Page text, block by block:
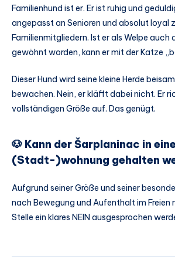
Familienhund ist er. Er ist ruhig und
angepasst an Senioren und absolut loyal
Familienmitgliedern. Ist er als Welpe auch
gewöhnt worden, kann er mit der Katze
Dieser Hund wird seine kleine Herde
bewachen. Nein, er kläfft dabei nicht. Er
vollständigen Größe auf. Das genügt.
🐶 Kann der Šarplaninac in
(Stadt-)wohnung gehalten
Aufgrund seiner Größe und seiner
nach Bewegung und Aufenthalt im Freien
Stelle ein klares NEIN ausgesprochen